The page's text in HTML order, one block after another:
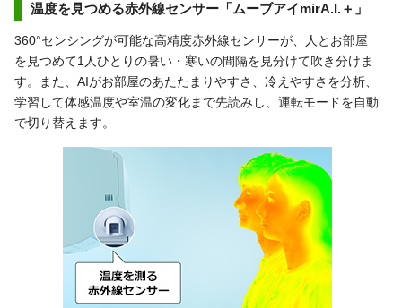
温度を見つめる赤外線センサー「ムーブアイmirA.I.＋」
360°センシングが可能な高精度赤外線センサーが、人とお部屋
を見つめて1人ひとりの暑い・寒いの間隔を見分けて吹き分けま
す。また、AIがお部屋のあたたまりやすさ、冷えやすさを分析、
学習して体感温度や室温の変化まで先読みし、運転モードを自動
で切り替えます。